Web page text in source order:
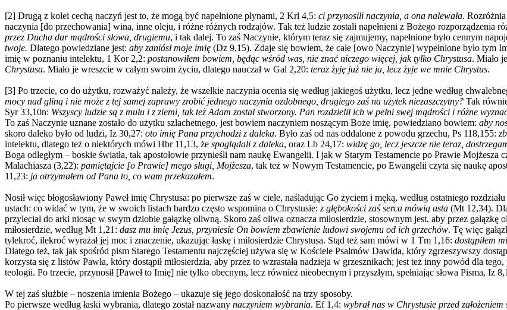
[2] Drugą z kolei cechą naczyń jest to, że mogą być napełnione płynami, 2 Krl 4,5: ci przynosili naczynia, a ona nalewała.
naczynia [do przechowania] wina, inne oleju, i różne różnych rodzajów. Tak też ludzie zostali napełnieni z Bożego rozporządzenia
przez Ducha dar mądrości słowa, drugiemu, i tak dalej. To zaś Naczynie, którym teraz się zajmujemy, napełnione było cennym
twoje. Dlatego powiedziane jest: aby zaniósł moje imię (Dz 9,15). Zdaje się bowiem, że całe [owo Naczynie] wypełnione było tym
imię w poznaniu intelektu, 1 Kor 2,2: postanowiłem bowiem, będąc wśród was, nie znać niczego więcej, jak tylko Chrystusa. Miało
Chrystusa. Miało je wreszcie w całym swoim życiu, dlatego nauczał w Gal 2,20: teraz żyję już nie ja, lecz żyje we mnie Chrystus.
[3] Po trzecie, co do użytku, rozważyć należy, że wszelkie naczynia ocenia się według jakiegoś użytku, lecz jedne według
mocy nad gliną i nie może z tej samej zaprawy zrobić jednego naczynia ozdobnego, drugiego zaś na użytek niezaszczytny? Tak
Syr 33,10n: Wszyscy ludzie są z mułu i z ziemi, tak też Adam został stworzony. Pan rozdzielił ich w pełni swej mądrości i różne
To zaś Naczynie uznane zostało do użytku szlachetnego, jest bowiem naczyniem noszącym Boże imię, powiedziano bowiem: aby
skoro daleko było od ludzi, Iz 30,27: oto imię Pana przychodzi z daleka. Było zaś od nas oddalone z powodu grzechu, Ps 118,155:
intelektu, dlatego też o niektórych mówi Hbr 11,13, że spoglądali z daleka, oraz Lb 24,17: widzę go, lecz jeszcze nie teraz,
Boga odległym – boskie światła, tak apostołowie przynieśli nam naukę Ewangelii. I jak w Starym Testamencie po Prawie
Malachiasza (3,22): pamiętajcie [o Prawie] mego sługi, Mojżesza, tak też w Nowym Testamencie, po Ewangelii czyta się naukę
11,23: ja otrzymałem od Pana to, co wam przekazałem.
Nosił więc błogosławiony Paweł imię Chrystusa: po pierwsze zaś w ciele, naśladując Go życiem i męką, według ostatniego
ustach: co widać w tym, że w swoich listach bardzo często wspomina o Chrystusie: z głębokości zaś serca mówią usta (Mt 12,34).
przyleciał do arki niosąc w swym dziobie gałązkę oliwną. Skoro zaś oliwa oznacza miłosierdzie, stosownym jest, aby przez
miłosierdzie, według Mt 1,21: dasz mu imię Jezus, przyniesie On bowiem zbawienie ludowi swojemu od ich grzechów. Tę więc
tylekroć, ilekroć wyrażał jej moc i znaczenie, ukazując łaskę i miłosierdzie Chrystusa. Stąd też sam mówi w 1 Tm 1,16: dostąpiłem
Dlatego też, tak jak spośród pism Starego Testamentu najczęściej używa się w Kościele Psalmów Dawida, który zgrzeszywszy
korzysta się z listów Pawła, który dostąpił miłosierdzia, aby przez to wzrastała nadzieja w grzesznikach; jest też inny powód dla
teologii. Po trzecie, przynosił [Paweł to Imię] nie tylko obecnym, lecz również nieobecnym i przyszłym, spełniając słowa Pisma, Iz
W tej zaś służbie – noszenia imienia Bożego – ukazuje się jego doskonałość na trzy sposoby.
Po pierwsze według łaski wybrania, dlatego został nazwany naczyniem wybrania. Ef 1,4: wybrał nas w Chrystusie przed założeniem